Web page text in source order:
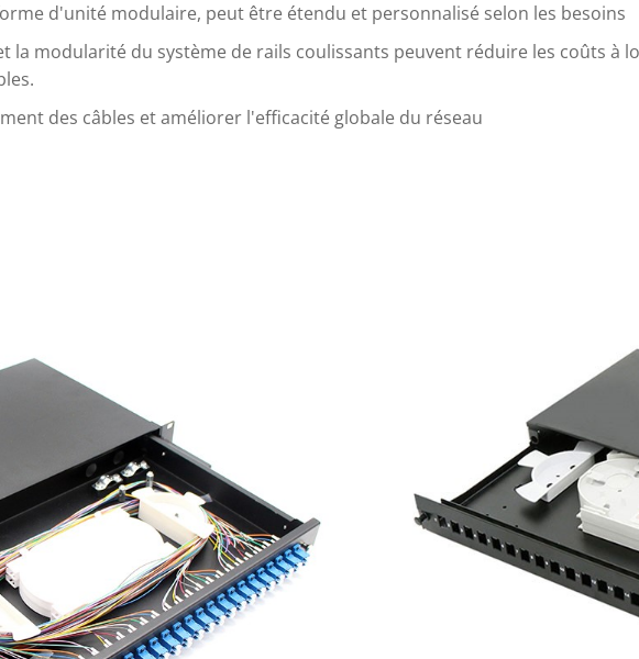
d'unité modulaire, peut être étendu et personnalisé selon les besoins
la modularité du système de rails coulissants peuvent réduire les coûts à
des câbles et améliorer l'efficacité globale du réseau